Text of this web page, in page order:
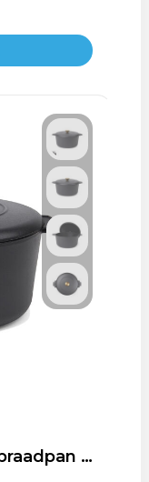
VINGA Monte heritage braadpan 5.5 L